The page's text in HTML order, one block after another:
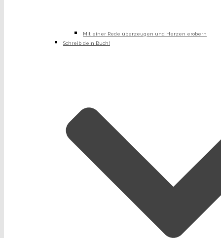
Mit einer Rede überzeugen und Herzen erobern
Schreib dein Buch!